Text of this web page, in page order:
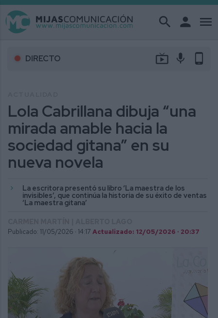
search person menu
DIRECTO live_tv mic phone_android
Lola Cabrillana dibuja “una
mirada amable hacia la
sociedad gitana” en su
nueva novela
La escritora presentó su libro ‘La maestra de los
invisibles’, que continúa la historia de su éxito de ventas
‘La maestra gitana’
Publicado: 11/05/2026 · 14:17 Actualizado: 12/05/2026 · 20:37